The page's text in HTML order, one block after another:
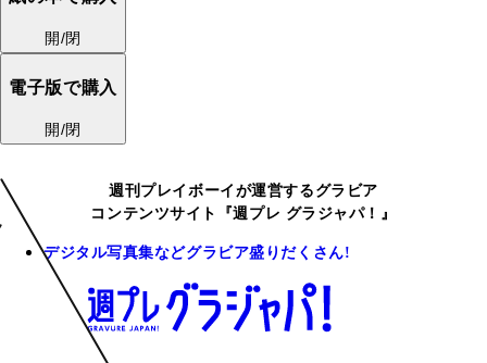
開/閉
電子版で購入
開/閉
週刊プレイボーイが運営するグラビア
コンテンツサイト『週プレ グラジャパ！』
デジタル写真集などグラビア盛りだくさん!